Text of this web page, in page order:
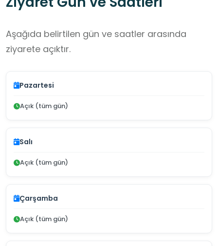
Aşağıda belirtilen gün ve saatler arasında
ziyarete açıktır.
Pazartesi
Açık (tüm gün)
Salı
Açık (tüm gün)
Çarşamba
Açık (tüm gün)